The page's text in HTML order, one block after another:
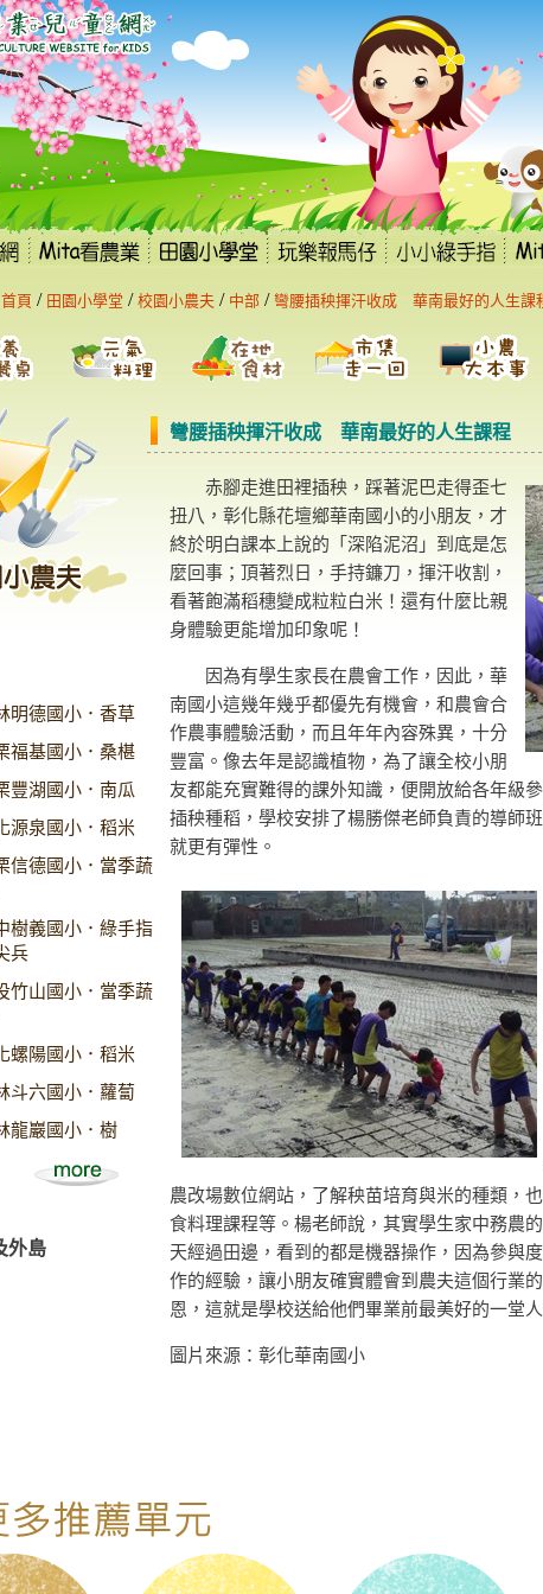
首頁 / 田園小學堂 / 校園小農夫 / 中部 / 彎腰插秧揮汗收成 華南最好的人生課
明德國小．香草
福基國小．桑椹
豐湖國小．南瓜
源泉國小．稻米
信德國小．當季蔬
樹義國小．綠手指
兵
竹山國小．當季蔬
螺陽國小．稻米
斗六國小．蘿蔔
龍巖國小．樹
外島
彎腰插秧揮汗收成 華南最好的人生課程
赤腳走進田裡插秧，踩著泥巴走得歪七
扭八，彰化縣花壇鄉華南國小的小朋友，才
終於明白課本上說的「深陷泥沼」到底是怎
麼回事；頂著烈日，手持鐮刀，揮汗收割，
看著飽滿稻穗變成粒粒白米！還有什麼比親
身體驗更能增加印象呢！
因為有學生家長在農會工作，因此，華
南國小這幾年幾乎都優先有機會，和農會合
作農事體驗活動，而且年年內容殊異，十分
豐富。像去年是認識植物，為了讓全校小朋
友都能充實難得的課外知識，便開放給各年級
插秧種稻，學校安排了楊勝傑老師負責的導師
就更有彈性。
農改場數位網站，了解秧苗培育與米的種類，
食料理課程等。楊老師說，其實學生家中務農
天經過田邊，看到的都是機器操作，因為參與
作的經驗，讓小朋友確實體會到農夫這個行業
恩，這就是學校送給他們畢業前最美好的一堂人
圖片來源：彰化華南國小